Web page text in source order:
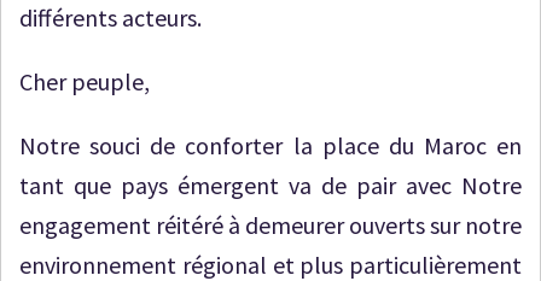
différents acteurs.
Cher peuple,
Notre souci de conforter la place du Maroc en
tant que pays émergent va de pair avec Notre
engagement réitéré à demeurer ouverts sur notre
environnement régional et plus particulièrement